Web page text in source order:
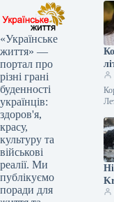
«Українське
життя» —
портал про
різні грані
буденності
українців:
здоров'я,
красу,
культуру та
військові
реалії. Ми
публікуємо
поради для
з